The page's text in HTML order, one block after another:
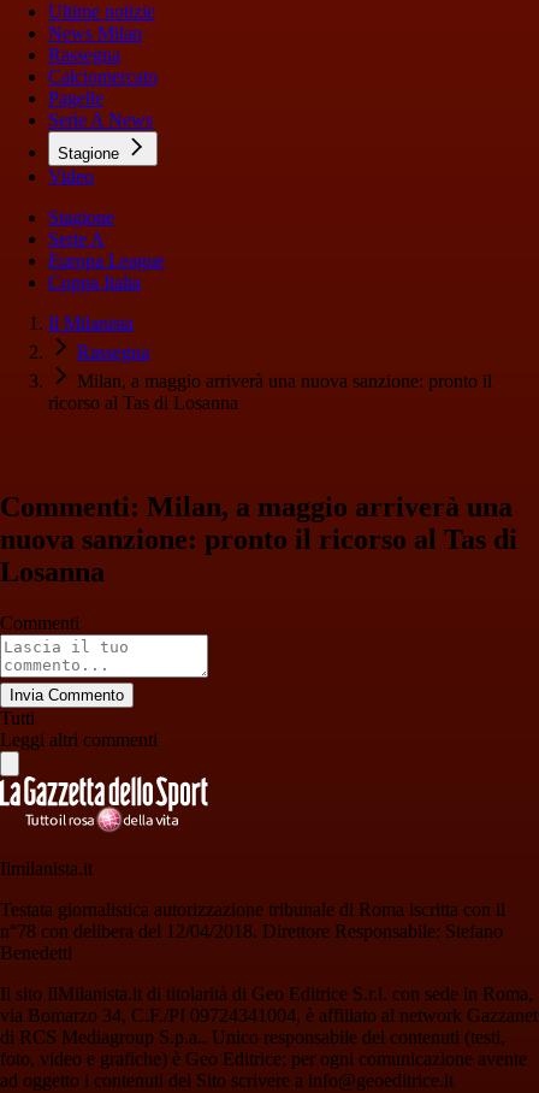
Ultime notizie
News Milan
Rassegna
Calciomercato
Pagelle
Serie A News
Stagione
Video
Stagione
Serie A
Europa League
Coppa Italia
Il Milanista
Rassegna
Milan, a maggio arriverà una nuova sanzione: pronto il
ricorso al Tas di Losanna
Commenti: Milan, a maggio arriverà una
nuova sanzione: pronto il ricorso al Tas di
Losanna
Commenti
Invia Commento
Tutti
Leggi altri commenti
Ilmilanista.it
Testata giornalistica autorizzazione tribunale di Roma iscritta con il
n°78 con delibera del 12/04/2018. Direttore Responsabile: Stefano
Benedetti
Il sito IlMilanista.it di titolarità di Geo Editrice S.r.l. con sede in Roma,
via Bomarzo 34, C.F./PI 09724341004, è affiliato al network Gazzanet
di RCS Mediagroup S.p.a.. Unico responsabile dei contenuti (testi,
foto, video e grafiche) è Geo Editrice; per ogni comunicazione avente
ad oggetto i contenuti del Sito scrivere a info@geoeditrice.it